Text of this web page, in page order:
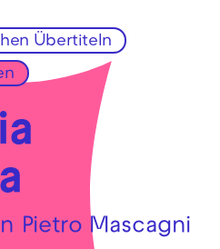
Zum Footer springen
Übertiteln
Pietro Mascagni